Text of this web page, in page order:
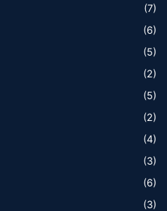
(7)
(6)
(5)
(2)
(5)
(2)
(4)
(3)
(6)
(3)